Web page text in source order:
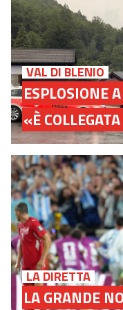
VAL DI BLENIO
ESPLOSIONE
«È
LA DIRETTA
LA GRANDE